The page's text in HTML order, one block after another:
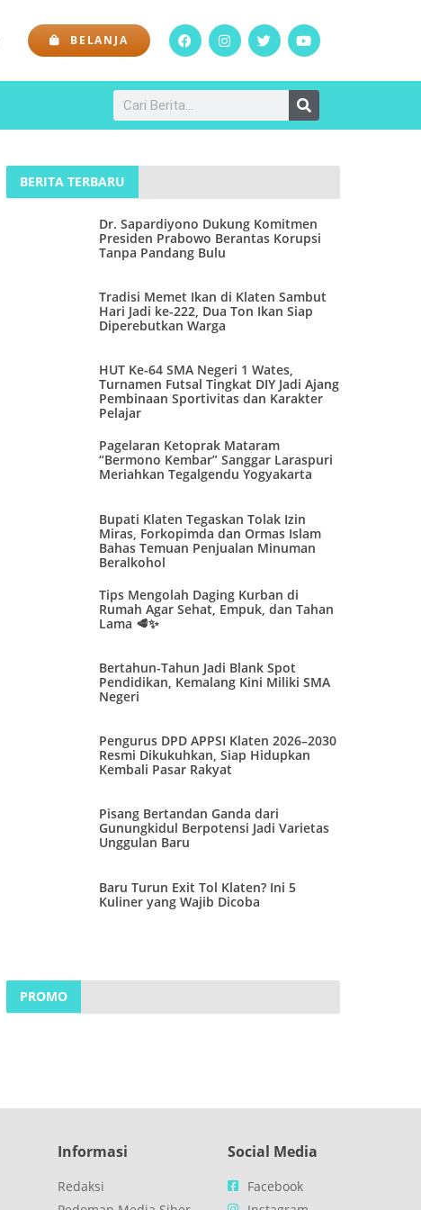
BELANJA
BERITA TERBARU
Dr. Sapardiyono Dukung Komitmen
Presiden Prabowo Berantas Korupsi
Tanpa Pandang Bulu
Tradisi Memet Ikan di Klaten Sambut
Hari Jadi ke-222, Dua Ton Ikan Siap
Diperebutkan Warga
HUT Ke-64 SMA Negeri 1 Wates,
Turnamen Futsal Tingkat DIY Jadi Ajang
Pembinaan Sportivitas dan Karakter
Pelajar
Pagelaran Ketoprak Mataram
“Bermono Kembar” Sanggar Laraspuri
Meriahkan Tegalgendu Yogyakarta
Bupati Klaten Tegaskan Tolak Izin
Miras, Forkopimda dan Ormas Islam
Bahas Temuan Penjualan Minuman
Beralkohol
Tips Mengolah Daging Kurban di
Rumah Agar Sehat, Empuk, dan Tahan
Lama 🥩✨
Bertahun-Tahun Jadi Blank Spot
Pendidikan, Kemalang Kini Miliki SMA
Negeri
Pengurus DPD APPSI Klaten 2026–2030
Resmi Dikukuhkan, Siap Hidupkan
Kembali Pasar Rakyat
Pisang Bertandan Ganda dari
Gunungkidul Berpotensi Jadi Varietas
Unggulan Baru
Baru Turun Exit Tol Klaten? Ini 5
Kuliner yang Wajib Dicoba
PROMO
Informasi
Redaksi
Social Media
Facebook